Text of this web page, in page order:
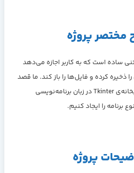
مختصر پروژه
ساده است که به کاربر اجازه می‌دهد
ذخیره کرده و فایل‌ها را باز کند. ما قصد
داریم با استفاده از کتابخانه‌ی Tkinter در زبان برنامه‌نویسی
برنامه را ایجاد کنیم.
پروژه